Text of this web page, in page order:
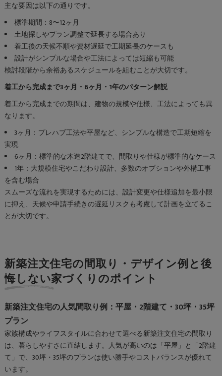
主な要因は以下の通りです。
標準期間：8〜12ヶ月
土地探しやプラン調整で延長する場合あり
着工後の天候不順や資材遅延で工期延長のケースも
設計がシンプルな場合や工法によっては短縮も可能
検討段階から余裕あるスケジュールを組むことが大切です。
着工から完成まで3ヶ月・6ヶ月・1年のパターン解説
着工から完成までの期間は、建物の規模や仕様、工法によっても異
なります。
3ヶ月：プレハブ工法や平屋など、シンプルな構造で工期短縮を
実現
6ヶ月：標準的な木造2階建てで、間取りや仕様が標準的なケース
1年：大規模住宅やこだわり設計、多数のオプションや外構工事
を含む場合
スムーズな流れを実現するためには、設計変更や仕様追加を最小限
に抑え、天候や申請手続きの遅延リスクも考慮して計画を立てるこ
とが大切です。
新築注文住宅の間取り・デザイン例と後
悔しない家づくりのポイント
新築注文住宅の人気間取り例：平屋・2階建て・30坪・35坪
プラン
家族構成やライフスタイルに合わせて選べる新築注文住宅の間取り
は、暮らしやすさに直結します。人気が高いのは「平屋」と「2階建
て」で、30坪・35坪のプランは使い勝手やコストバランスが優れて
います。